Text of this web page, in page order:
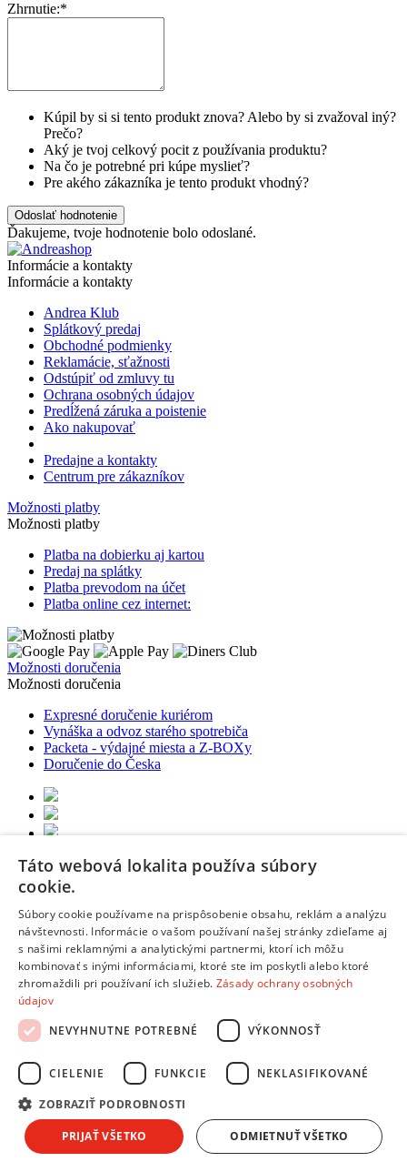
Zhrnutie:*
Kúpil by si si tento produkt znova? Alebo by si zvažoval iný?
Prečo?
Aký je tvoj celkový pocit z používania produktu?
Na čo je potrebné pri kúpe myslieť?
Pre akého zákazníka je tento produkt vhodný?
Odoslať hodnotenie
Ďakujeme, tvoje hodnotenie bolo odoslané.
Informácie a kontakty
Informácie a kontakty
Andrea Klub
Splátkový predaj
Obchodné podmienky
Reklamácie, sťažnosti
Odstúpiť od zmluvy tu
Ochrana osobných údajov
Predĺžená záruka a poistenie
Ako nakupovať
Predajne a kontakty
Centrum pre zákazníkov
Možnosti platby
Možnosti platby
Platba na dobierku aj kartou
Predaj na splátky
Platba prevodom na účet
Platba online cez internet:
Možnosti doručenia
Možnosti doručenia
Expresné doručenie kuriérom
Vynáška a odvoz starého spotrebiča
Packeta - výdajné miesta a Z-BOXy
Doručenie do Česka
Copyright © 2026 AndreaShop.sk.Tvorba webu od
RIESENIA.com
Táto stránka je chránená pomocou reCAPTCHA a uplatňujú sa
Pravidlá ochrany osobných údajovspoločnosti Google a ich
Zmluvné podmienky.
Hups! Niečo sa pokazilo. Obnov stránku a skús to znova, prosím.
Obnoviť stránku
Vyber si splátky podľa seba
Ako funguje nákup na splátky pri dodaní kuriérom
Objednášna Andreashop
Vyplníšžiadosť o úver
Zmluvy
zašlešpoštou alebo ich naskenuješ a podpíšeš cez SMS.
Odošlemeti tovar :)
Táto webová lokalita používa súbory
cookie.
Súbory cookie používame na prispôsobenie obsahu, reklám a analýzu
návštevnosti. Informácie o vašom používaní našej stránky zdieľame aj
s našimi reklamnými a analytickými partnermi, ktorí ich môžu
kombinovať s inými informáciami, ktoré ste im poskytli alebo ktoré
zhromaždili pri používaní ich služieb. Zásady ochrany osobných
údajov
NEVYHNUTNE POTREBNÉ
VÝKONNOSŤ
CIELENIE FUNKCIE NEKLASIFIKOVANÉ
ZOBRAZIŤ PODROBNOSTI
PRIJAŤ VŠETKO ODMIETNUŤ VŠETKO